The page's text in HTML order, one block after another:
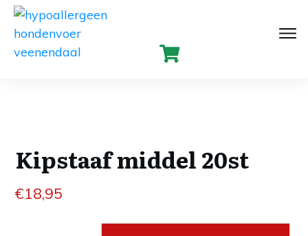
Kipstaaf middel 20st
€18,95